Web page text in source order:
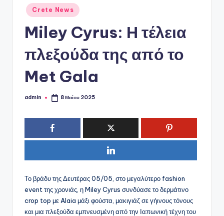
Αναρτήθηκε
σε
Crete News
Miley Cyrus: Η τέλεια
πλεξούδα της από το
Met Gala
Συγγραφέας:
admin 8 Μαΐου 2025
Το βράδυ της Δευτέρας 05/05, στο μεγαλύτερο fashion
event της χρονιάς, η Miley Cyrus συνδύασε το δερμάτινο
crop top με Alaia μάξι φούστα, μακιγιάζ σε γήινους τόνους
και μια πλεξούδα εμπνευσμένη από την Ιαπωνική τέχνη του